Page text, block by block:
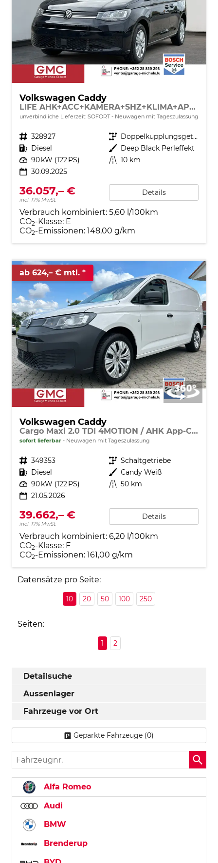
Volkswagen Caddy
LIFE AHK+ACC+KAMERA+SHZ+KLIMA+APP-CONNECT
unverbindliche Lieferzeit: SOFORT Neuwagen mit Tageszulassung
Fahrzeugnr. 328927 Getriebe
Doppelkupplungsgetriebe (DSG)
Kraftstoff Diesel Außenfarbe Deep Black Perleffekt
Leistung 90 kW (122 PS) Kilometerstand 10 km
30.09.2025
36.057,– €
incl. 17% MwSt.
Details
Verbrauch kombiniert: 5,60 l/100km
CO2-Klasse: E
CO2-Emissionen: 148,00 g/km
ab 624,– € mtl.
Volkswagen Caddy
Cargo Maxi 2.0 TDI 4MOTION / AHK App-Connect
sofort lieferbar Neuwagen mit Tageszulassung
Fahrzeugnr. 349353 Getriebe Schaltgetriebe
Kraftstoff Diesel Außenfarbe Candy Weiß
Leistung 90 kW (122 PS) Kilometerstand 50 km
21.05.2026
39.662,– €
incl. 17% MwSt.
Details
Verbrauch kombiniert: 6,20 l/100km
CO2-Klasse: F
CO2-Emissionen: 161,00 g/km
Datensätze pro Seite:
10 20 50 100 250
Seiten:
1 2
Detailsuche
Aussenlager
Fahrzeuge vor Ort
Geparkte Fahrzeuge (0)
Fahrzeugnr.
Alfa Romeo
Audi
BMW
Brenderup